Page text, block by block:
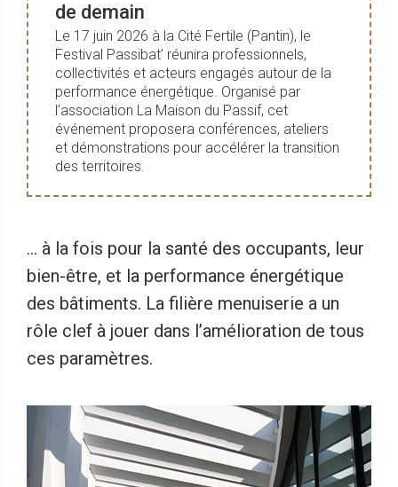
de demain
Le 17 juin 2026 à la Cité Fertile (Pantin), le
Festival Passibat’ réunira professionnels,
collectivités et acteurs engagés autour de la
performance énergétique. Organisé par
l’association La Maison du Passif, cet
événement proposera conférences, ateliers
et démonstrations pour accélérer la transition
des territoires.
... à la fois pour la santé des occupants, leur
bien-être, et la performance énergétique
des bâtiments. La filière menuiserie a un
rôle clef à jouer dans l’amélioration de tous
ces paramètres.